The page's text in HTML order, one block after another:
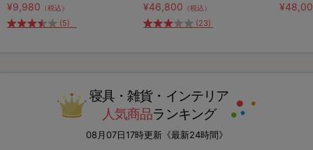
¥9,980 （税込）
(5)
¥46,800 （税込）
(23)
寝具・雑貨・インテリア
人気商品ランキング
08月07日17時更新《最新24時間》